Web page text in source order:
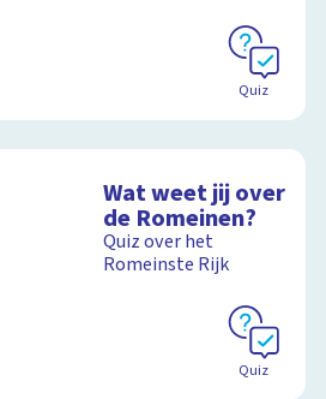
Quiz
Wat weet jij over
de Romeinen?
Quiz over het
Romeinste Rijk
Quiz